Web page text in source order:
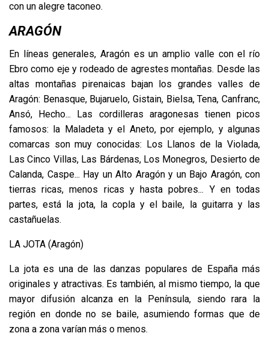
con un alegre taconeo.
ARAGÓN
En líneas generales, Aragón es un amplio valle con el río
Ebro como eje y rodeado de agrestes montañas. Desde las
altas montañas pirenaicas bajan los grandes valles de
Aragón: Benasque, Bujaruelo, Gistain, Bielsa, Tena, Canfranc,
Ansó, Hecho... Las cordilleras aragonesas tienen picos
famosos: la Maladeta y el Aneto, por ejemplo, y algunas
comarcas son muy conocidas: Los Llanos de la Violada,
Las Cinco Villas, Las Bárdenas, Los Monegros, Desierto de
Calanda, Caspe... Hay un Alto Aragón y un Bajo Aragón, con
tierras ricas, menos ricas y hasta pobres... Y en todas
partes, está la jota, la copla y el baile, la guitarra y las
castañuelas.
LA JOTA (Aragón)
La jota es una de las danzas populares de España más
originales y atractivas. Es también, al mismo tiempo, la que
mayor difusión alcanza en la Península, siendo rara la
región en donde no se baile, asumiendo formas que de
zona a zona varían más o menos.